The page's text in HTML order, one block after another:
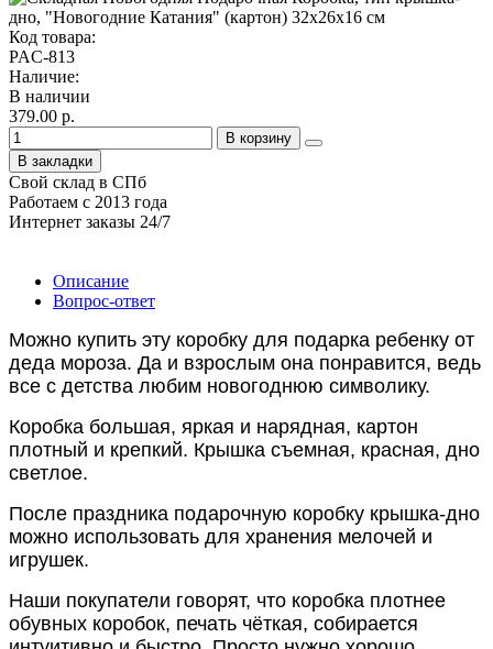
Код товара:
PAC-813
Наличие:
В наличии
379.00 р.
В корзину
В закладки
Свой склад в СПб
Работаем с 2013 года
Интернет заказы 24/7
Описание
Вопрос-ответ
Можно купить эту коробку для подарка ребенку от
деда мороза. Да и взрослым она понравится, ведь
все с детства любим новогоднюю символику.
Коробка большая, яркая и нарядная, картон
плотный и крепкий. Крышка съемная, красная, дно
светлое.
После праздника подарочную коробку крышка-дно
можно использовать для хранения мелочей и
игрушек.
Наши покупатели говорят, что коробка плотнее
обувных коробок, печать чёткая, собирается